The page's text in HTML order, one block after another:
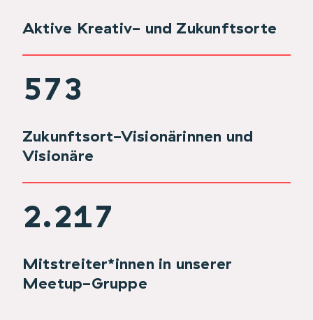
Aktive Kreativ- und Zukunftsorte
573
Zukunftsort-Visionärinnen und
Visionäre
2.217
Mitstreiter*innen in unserer
Meetup-Gruppe